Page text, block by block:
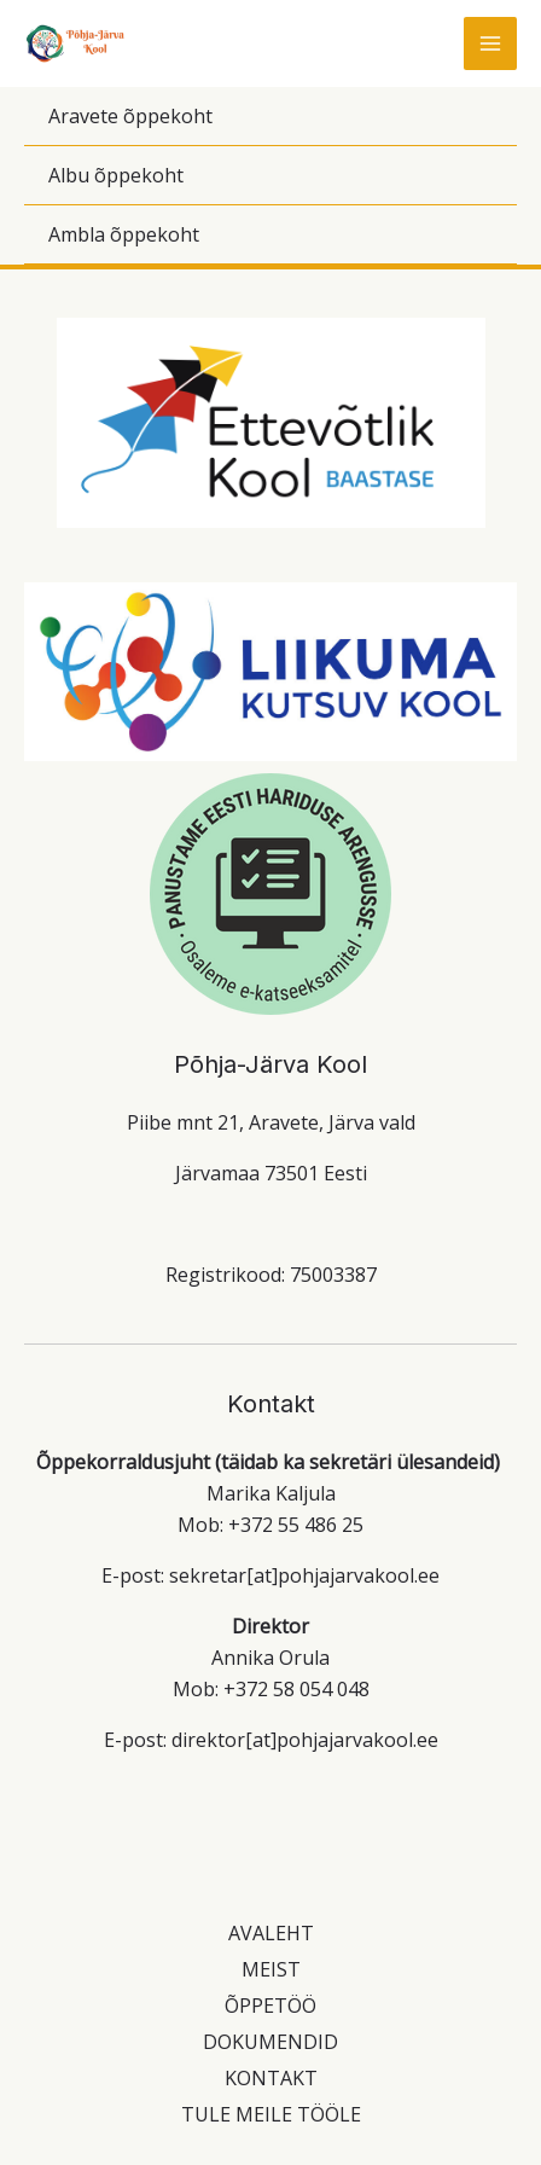
Aravete õppekoht
Albu õppekoht
Ambla õppekoht
Põhja-Järva Kool​
Piibe mnt 21, Aravete, Järva vald
Järvamaa 73501 Eesti
Registrikood: 75003387
Kontakt
Õppekorraldusjuht (täidab ka sekretäri ülesandeid)
Marika Kaljula
Mob: +372 55 486 25
E-post: sekretar[at]pohjajarvakool.ee
Direktor
Annika Orula
Mob: +372 58 054 048
E-post: direktor[at]pohjajarvakool.ee
AVALEHT
MEIST
ÕPPETÖÖ
DOKUMENDID
KONTAKT
TULE MEILE TÖÖLE